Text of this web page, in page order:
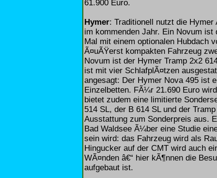
61.900 Euro.
Hymer: Traditionell nutzt die Hymer
im kommenden Jahr. Ein Novum
Mal mit einem optionalen Hubdach
Ã¤uÃŸerst kompakten Fahrzeug
Novum ist der Hymer Tramp 2x2
ist mit vier SchlafplÃ¤tzen
angesagt: Der Hymer Nova 495 ist
Einzelbetten. FÃ¼r 21.690 Euro
bietet zudem eine limitierte
514 SL, der B 614 SL und der
Ausstattung zum Sonderpreis aus.
Bad Waldsee Ã¼ber eine Studie
sein wird: das Fahrzeug wird als
Hingucker auf der CMT wird auch
WÃ¤nden â€“ hier kÃ¶nnen die
aufgebaut ist.